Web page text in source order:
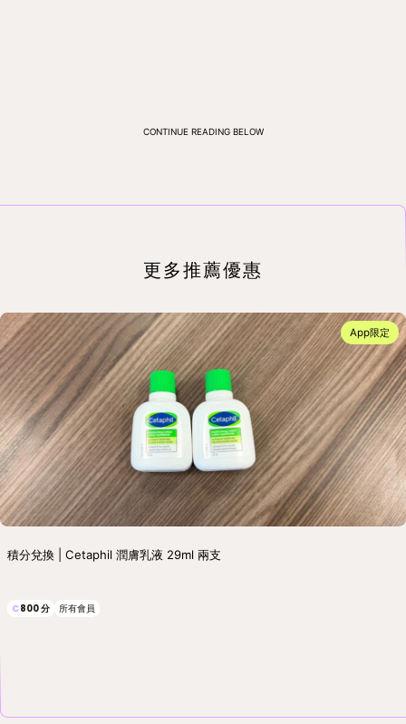
CONTINUE READING BELOW
更多推薦優惠
App限定
積分兌換 | Cetaphil 潤膚乳液 29ml 兩支
C800分 所有會員